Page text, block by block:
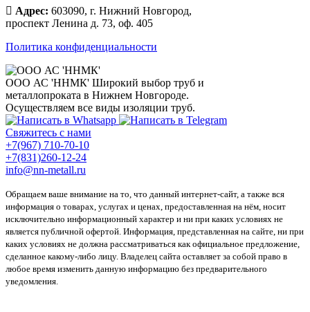
Адрес: 603090, г. Нижний Новгород,
проспект Ленина д. 73, оф. 405
Политика конфиденциальности
ООО АС 'ННМК' Широкий выбор труб и
металлопроката в Нижнем Новгороде.
Осуществляем все виды изоляции труб.
Свяжитесь с нами
+7(967) 710-70-10
+7(831)260-12-24
info@nn-metall.ru
Обращаем ваше внимание на то, что данный интернет-сайт, а также вся
информация о товарах, услугах и ценах, предоставленная на нём, носит
исключительно информационный характер и ни при каких условиях не
является публичной офертой. Информация, представленная на сайте, ни при
каких условиях не должна рассматриваться как официальное предложение,
сделанное какому-либо лицу. Владелец сайта оставляет за собой право в
любое время изменить данную информацию без предварительного
уведомления.